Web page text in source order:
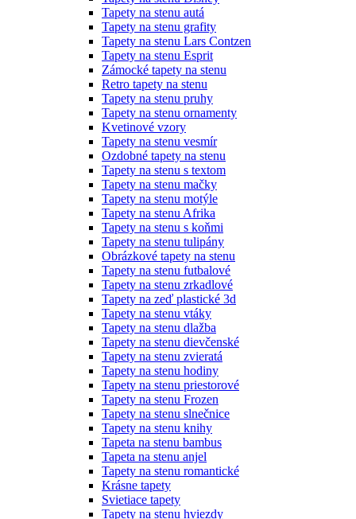
Tapety na stenu autá
Tapety na stenu grafity
Tapety na stenu Lars Contzen
Tapety na stenu Esprit
Zámocké tapety na stenu
Retro tapety na stenu
Tapety na stenu pruhy
Tapety na stenu ornamenty
Kvetinové vzory
Tapety na stenu vesmír
Ozdobné tapety na stenu
Tapety na stenu s textom
Tapety na stenu mačky
Tapety na stenu motýle
Tapety na stenu Afrika
Tapety na stenu s koňmi
Tapety na stenu tulipány
Obrázkové tapety na stenu
Tapety na stenu futbalové
Tapety na stenu zrkadlové
Tapety na zeď plastické 3d
Tapety na stenu vtáky
Tapety na stenu dlažba
Tapety na stenu dievčenské
Tapety na stenu zvieratá
Tapety na stenu hodiny
Tapety na stenu priestorové
Tapety na stenu Frozen
Tapety na stenu slnečnice
Tapety na stenu knihy
Tapeta na stenu bambus
Tapeta na stenu anjel
Tapety na stenu romantické
Krásne tapety
Svietiace tapety
Tapety na stenu hviezdy